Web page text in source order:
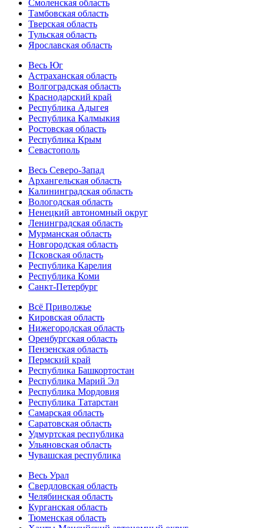
Смоленская область
Тамбовская область
Тверская область
Тульская область
Ярославская область
Весь Юг
Астраханская область
Волгоградская область
Краснодарский край
Республика Адыгея
Республика Калмыкия
Ростовская область
Республика Крым
Севастополь
Весь Северо-Запад
Архангельская область
Калининградская область
Вологодская область
Ненецкий автономный округ
Ленинградская область
Мурманская область
Новгородская область
Псковская область
Республика Карелия
Республика Коми
Санкт-Петербург
Всё Приволжье
Кировская область
Нижегородская область
Оренбургская область
Пензенская область
Пермский край
Республика Башкортостан
Республика Марий Эл
Республика Мордовия
Республика Татарстан
Самарская область
Саратовская область
Удмуртская республика
Ульяновская область
Чувашская республика
Весь Урал
Свердловская область
Челябинская область
Курганская область
Тюменская область